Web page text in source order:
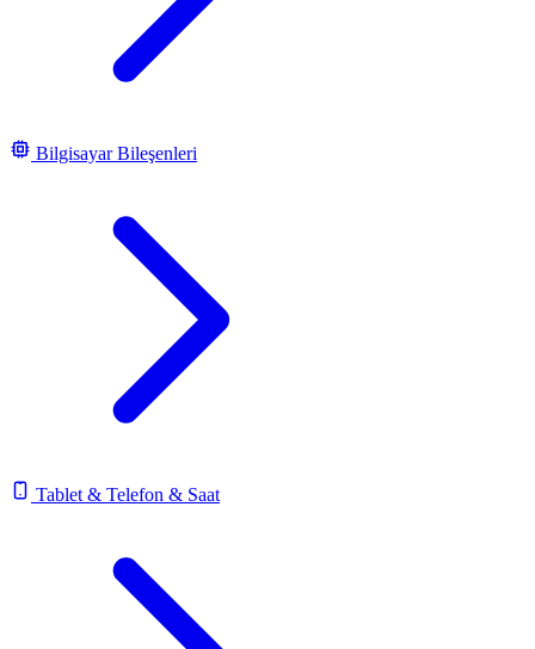
Bilgisayar Bileşenleri
Tablet & Telefon & Saat